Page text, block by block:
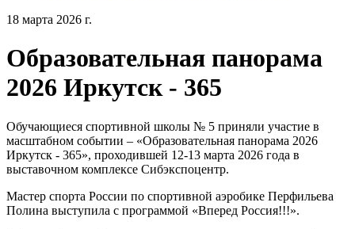
18 марта 2026 г.
Образовательная панорама
2026 Иркутск - 365
Обучающиеся спортивной школы № 5 приняли участие в
масштабном событии – «Образовательная панорама 2026
Иркутск - 365», проходившей 12-13 марта 2026 года в
выставочном комплексе Сибэкспоцентр.
Мастер спорта России по спортивной аэробике Перфильева
Полина выступила с программой «Вперед Россия!!!».